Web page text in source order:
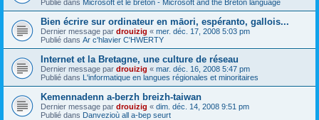
Publié dans Microsoft et le breton - Microsoft and the Breton language
Bien écrire sur ordinateur en māori, espéranto, gallois...
Dernier message par drouizig « mer. déc. 17, 2008 5:03 pm
Publié dans Ar c'hlavier C'HWERTY
Internet et la Bretagne, une culture de réseau
Dernier message par drouizig « mar. déc. 16, 2008 5:47 pm
Publié dans L'informatique en langues régionales et minoritaires
Kemennadenn a-berzh breizh-taiwan
Dernier message par drouizig « dim. déc. 14, 2008 9:51 pm
Publié dans Danvezioù all a-bep seurt